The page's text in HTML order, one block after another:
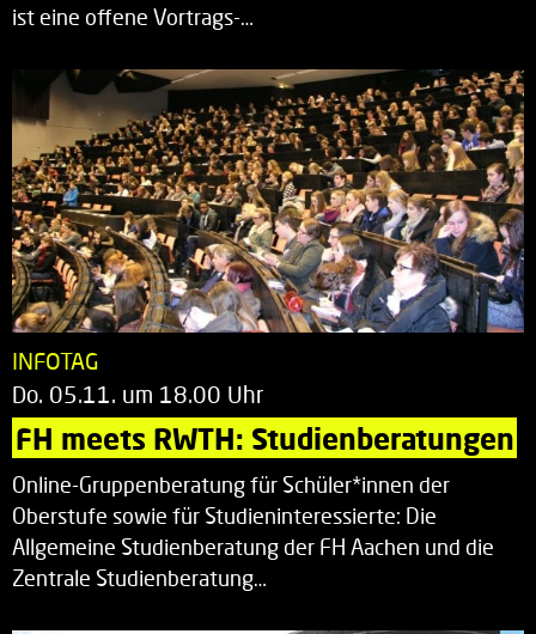
ist eine offene Vortrags-…
INFOTAG
Do. 05.11. um 18.00 Uhr
FH meets RWTH: Studienberatungen
Online-Gruppenberatung für Schüler*innen der
Oberstufe sowie für Studieninteressierte: Die
Allgemeine Studienberatung der FH Aachen und die
Zentrale Studienberatung…